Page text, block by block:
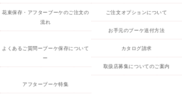
花束保存・アフターブーケのご注文の
流れ
ご注文オプションについて
お手元のブーケ送付方法
よくあるご質問ーブーケ保存について
ー
カタログ請求
取扱店募集についてのご案内
アフターブーケ特集